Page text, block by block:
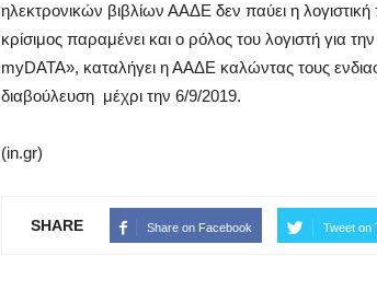
ηλεκτρονικών βιβλίων ΑΑΔΕ δεν παύει η λογιστική
κρίσιμος παραμένει και ο ρόλος του λογιστή για
myDATA», καταλήγει η ΑΑΔΕ καλώντας τους
διαβούλευση μέχρι την 6/9/2019.
(in.gr)
SHARE Share on Facebook Tweet on